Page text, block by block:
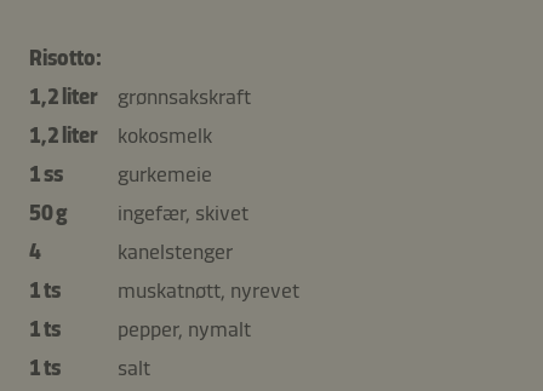
Risotto:
1,2 liter
grønnsakskraft
1,2 liter
kokosmelk
1 ss
gurkemeie
50 g
ingefær, skivet
4
kanelstenger
1 ts
muskatnøtt, nyrevet
1 ts
pepper, nymalt
1 ts
salt